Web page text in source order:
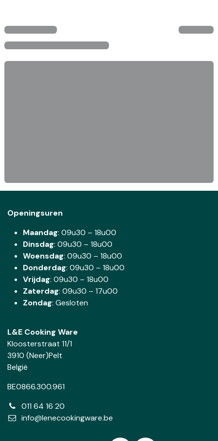
Openingsuren
Maandag: 09u30 – 18u00
Dinsdag: 09u30 – 18u00
Woensdag: 09u30 – 18u00
Donderdag: 09u30 – 18u00
Vrijdag: 09u30 – 18u00
Zaterdag: 09u30 – 17u00
Zondag: Gesloten
L&E Cooking Ware
Kloosterstraat 11/1
3910 (Neer)Pelt
België
BE0866.300.961
011 64 16 20
info@lenecookingware.be